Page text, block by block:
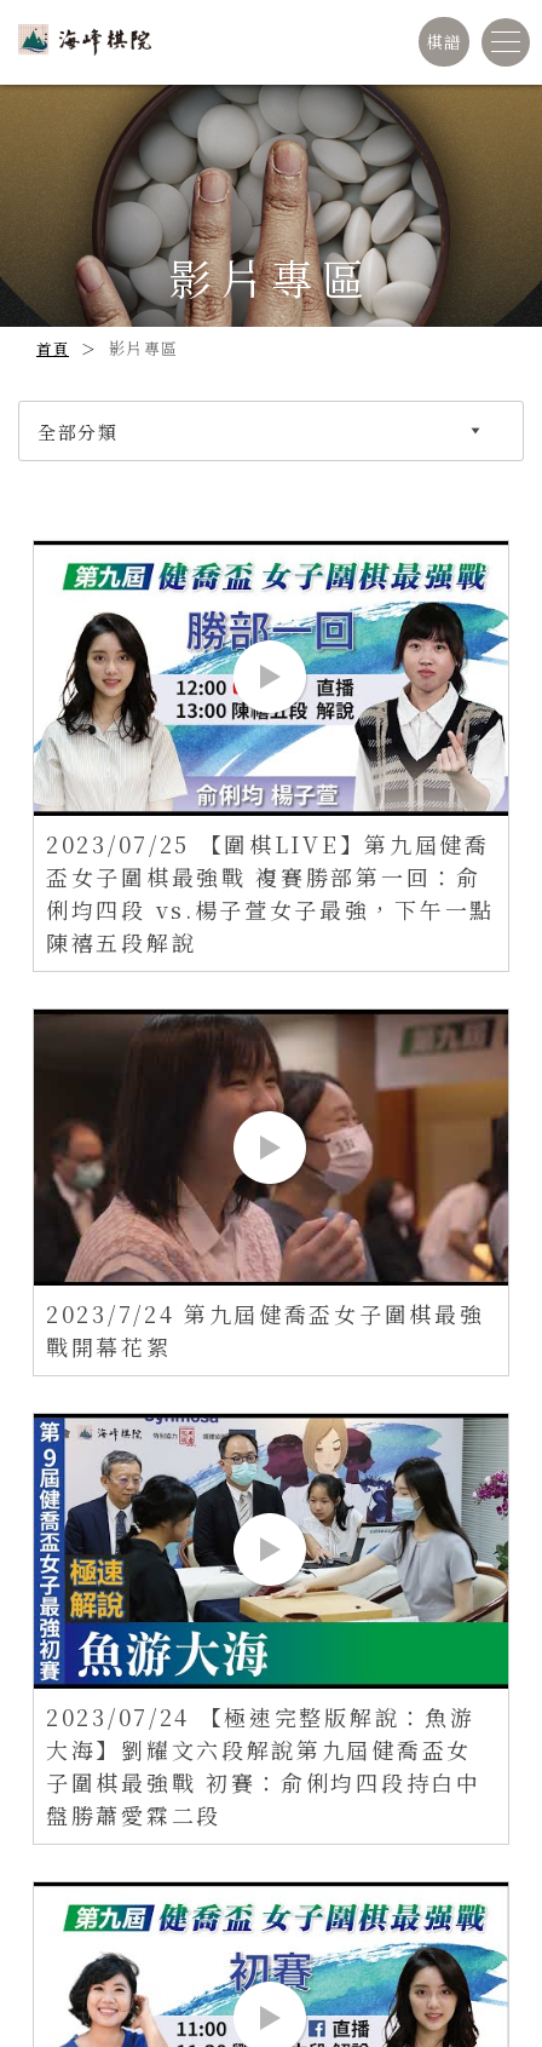
棋譜
影片專區
首頁 影片專區
2023/07/25 【圍棋LIVE】第九屆健喬
盃女子圍棋最強戰 複賽勝部第一回：俞
俐均四段 vs.楊子萱女子最強，下午一點
陳禧五段解說
2023/7/24 第九屆健喬盃女子圍棋最強
戰開幕花絮
2023/07/24 【極速完整版解說：魚游
大海】劉耀文六段解說第九屆健喬盃女
子圍棋最強戰 初賽：俞俐均四段持白中
盤勝蕭愛霖二段